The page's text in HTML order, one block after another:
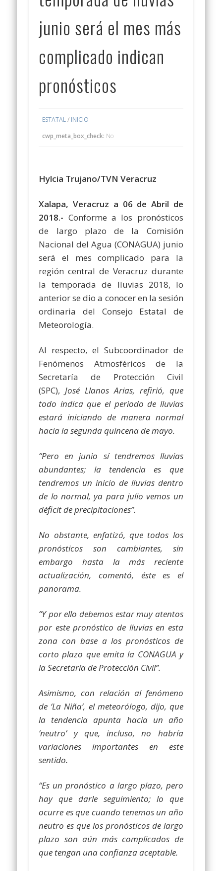
junio será el mes más
complicado indican
pronósticos
ESTATAL/ INICIO
cwp_meta_box_check: No
Hylcia Trujano/TVN Veracruz
Xalapa, Veracruz a 06 de Abril de
2018.- Conforme a los pronósticos
de largo plazo de la Comisión
Nacional del Agua (CONAGUA) junio
será el mes complicado para la
región central de Veracruz durante
la temporada de lluvias 2018, lo
anterior se dio a conocer en la sesión
ordinaria del Consejo Estatal de
Meteorología.
Al respecto, el Subcoordinador de
Fenómenos Atmosféricos de la
Secretaría de Protección Civil
(SPC),José Llanos Arias, refirió, que
todo indica que el periodo de lluvias
estará iniciando de manera normal
hacia la segunda quincena de mayo.
“Pero en junio sí tendremos lluvias
abundantes; la tendencia es que
tendremos un inicio de lluvias dentro
de lo normal, ya para julio vemos un
déficit de precipitaciones”.
No obstante, enfatizó, que todos los
pronósticos son cambiantes, sin
embargo hasta la más reciente
actualización, comentó, éste es el
panorama.
“Y por ello debemos estar muy atentos
por este pronóstico de lluvias en esta
zona con base a los pronósticos de
corto plazo que emita la CONAGUA y
la Secretaría de Protección Civil”.
Asimismo, con relación al fenómeno
de ‘La Niña’, el meteorólogo, dijo, que
la tendencia apunta hacia un año
‘neutro’ y que, incluso, no habría
variaciones importantes en este
sentido.
“Es un pronóstico a largo plazo, pero
hay que darle seguimiento; lo que
ocurre es que cuando tenemos un año
neutro es que los pronósticos de largo
plazo son aún más complicados de
que tengan una confianza aceptable.